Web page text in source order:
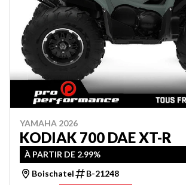
YAMAHA 2026
KODIAK 700 DAE XT-R
À PARTIR DE 2.99%
Boischatel
B-21248